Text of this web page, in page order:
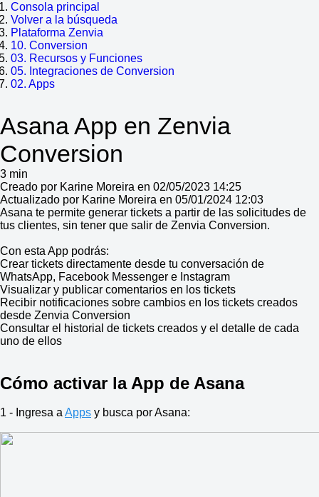
Consola principal
Volver a la búsqueda
Plataforma Zenvia
10. Conversion
03. Recursos y Funciones
05. Integraciones de Conversion
02. Apps
Asana App en Zenvia
Conversion
3 min
Creado por Karine Moreira en 02/05/2023 14:25
Actualizado por Karine Moreira en 05/01/2024 12:03
Asana te permite generar tickets a partir de las solicitudes de
tus clientes, sin tener que salir de Zenvia Conversion.
Con esta App podrás:
Crear tickets directamente desde tu conversación de
WhatsApp, Facebook Messenger e Instagram
Visualizar y publicar comentarios en los tickets
Recibir notificaciones sobre cambios en los tickets creados
desde Zenvia Conversion
Consultar el historial de tickets creados y el detalle de cada
uno de ellos
Cómo activar la App de Asana
1 - Ingresa a Apps y busca por Asana: